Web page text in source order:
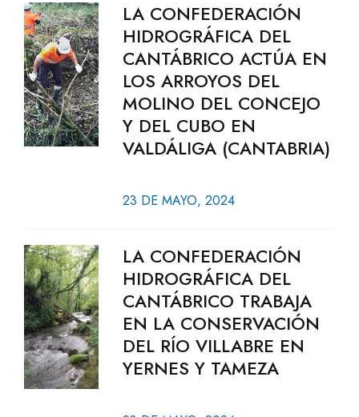
LA CONFEDERACIÓN
HIDROGRÁFICA DEL
CANTÁBRICO ACTÚA EN
LOS ARROYOS DEL
MOLINO DEL CONCEJO
Y DEL CUBO EN
VALDÁLIGA (CANTABRIA)
23 DE MAYO, 2024
LA CONFEDERACIÓN
HIDROGRÁFICA DEL
CANTÁBRICO TRABAJA
EN LA CONSERVACIÓN
DEL RÍO VILLABRE EN
YERNES Y TAMEZA